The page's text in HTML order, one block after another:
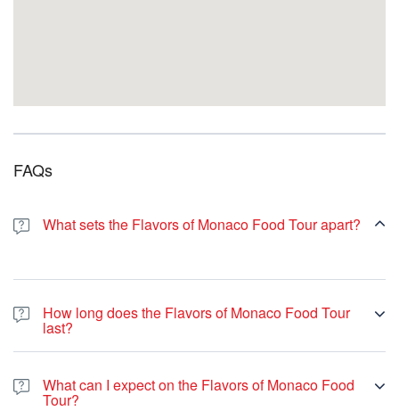
FAQs
What sets the Flavors of Monaco Food Tour apart?
How long does the Flavors of Monaco Food Tour
last?
What can I expect on the Flavors of Monaco Food
Tour?